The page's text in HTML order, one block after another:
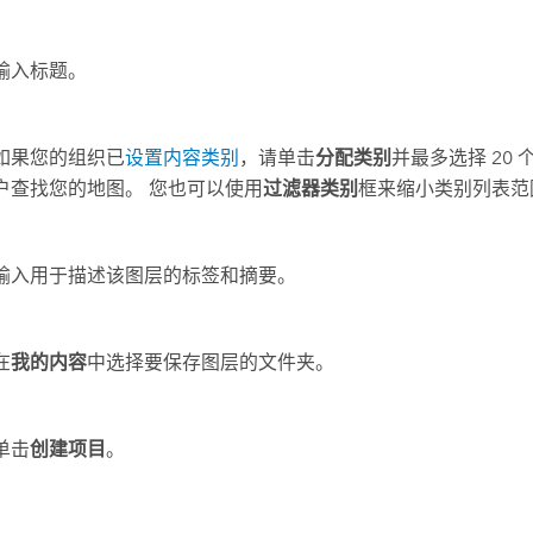
入标题。
果您的组织已设置内容类别 ，请单击分配类别 并最多选择 20
查找您的地图。 您也可以使用过滤器类别 框来缩小类别列表范
入用于描述该图层的标签和摘要。
我的内容中选择要保存图层的文件夹。
击创建项目 。